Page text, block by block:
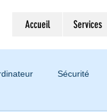
Accueil Services
Sécurité